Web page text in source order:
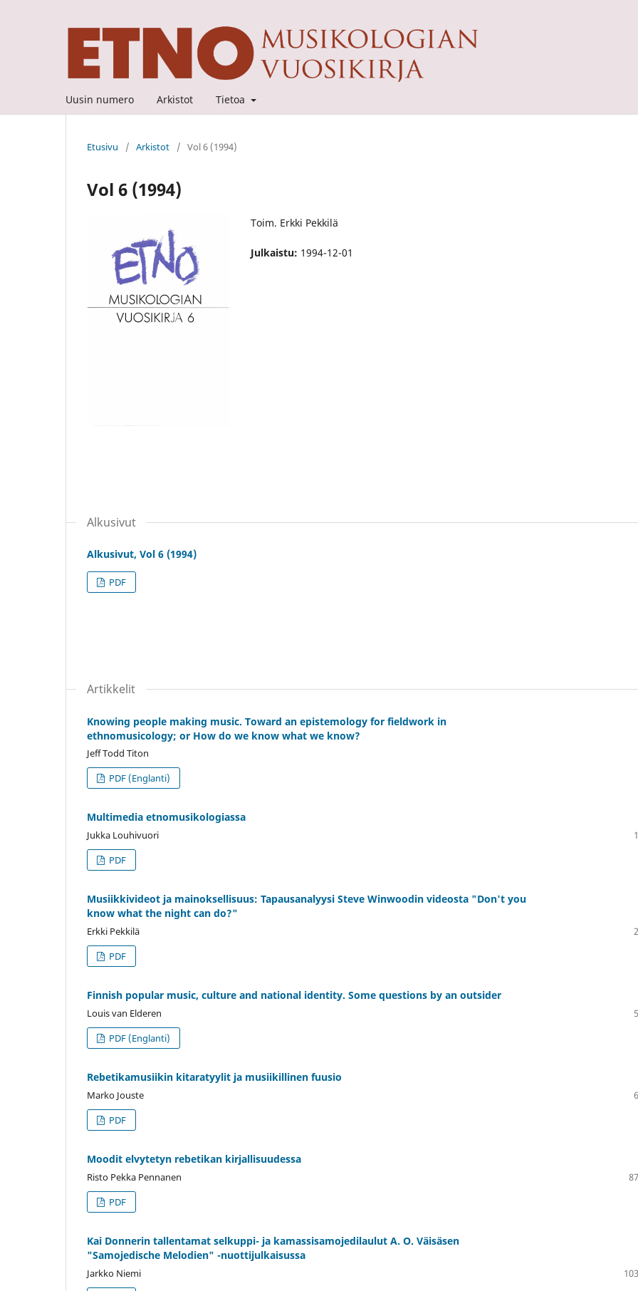
Uusin numero Arkistot Tietoa
Etusivu / Arkistot / Vol 6 (1994)
Vol 6 (1994)
Toim. Erkki Pekkilä
Julkaistu: 1994-12-01
Alkusivut
Alkusivut, Vol 6 (1994)
PDF
Artikkelit
Knowing people making music. Toward an epistemology for fieldwork in
ethnomusicology; or How do we know what we know?
Jeff Todd Titon
PDF (Englanti)
Multimedia etnomusikologiassa
Jukka Louhivuori
PDF
Musiikkivideot ja mainoksellisuus: Tapausanalyysi Steve Winwoodin videosta "Don't you
know what the night can do?"
Erkki Pekkilä
PDF
Finnish popular music, culture and national identity. Some questions by an outsider
Louis van Elderen
PDF (Englanti)
Rebetikamusiikin kitaratyylit ja musiikillinen fuusio
Marko Jouste
PDF
Moodit elvytetyn rebetikan kirjallisuudessa
Risto Pekka Pennanen
PDF
Kai Donnerin tallentamat selkuppi- ja kamassisamojedilaulut A. O. Väisäsen
"Samojedische Melodien" -nuottijulkaisussa
Jarkko Niemi